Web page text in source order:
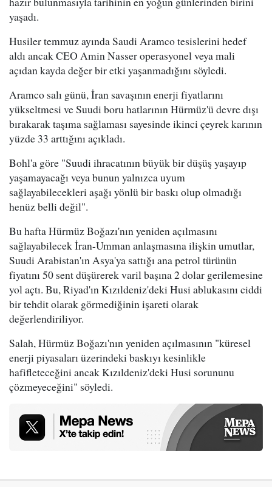
yaşadı.
Husiler temmuz ayında Saudi Aramco tesislerini hedef
aldı ancak CEO Amin Nasser operasyonel veya mali
açıdan kayda değer bir etki yaşanmadığını söyledi.
Aramco salı günü, İran savaşının enerji fiyatlarını
yükseltmesi ve Suudi boru hatlarının Hürmüz'ü devre dışı
bırakarak taşıma sağlaması sayesinde ikinci çeyrek karının
yüzde 33 arttığını açıkladı.
Bohl'a göre "Suudi ihracatının büyük bir düşüş yaşayıp
yaşamayacağı veya bunun yalnızca uyum
sağlayabilecekleri aşağı yönlü bir baskı olup olmadığı
henüz belli değil".
Bu hafta Hürmüz Boğazı'nın yeniden açılmasını
sağlayabilecek İran-Umman anlaşmasına ilişkin umutlar,
Suudi Arabistan'ın Asya'ya sattığı ana petrol türünün
fiyatını 50 sent düşürerek varil başına 2 dolar gerilemesine
yol açtı. Bu, Riyad'ın Kızıldeniz'deki Husi ablukasını ciddi
bir tehdit olarak görmediğinin işareti olarak
değerlendiriliyor.
Salah, Hürmüz Boğazı'nın yeniden açılmasının "küresel
enerji piyasaları üzerindeki baskıyı kesinlikle
hafifleteceğini ancak Kızıldeniz'deki Husi sorununu
çözmeyeceğini" söyledi.